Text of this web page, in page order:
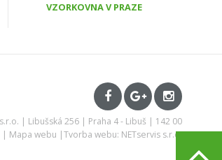
VZORKOVNA V PRAZE
| Libušská 256 | Praha 4 - Libuš | 142 00
| Mapa webu |Tvorba webu: NETservis s.r.o.